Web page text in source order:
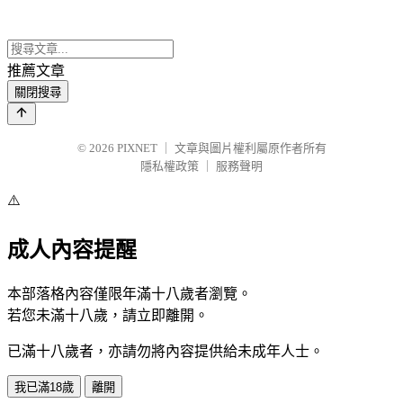
推薦文章
關閉搜尋
© 2026 PIXNET
文章與圖片權利屬原作者所有
隱私權政策
服務聲明
⚠️
成人內容提醒
本部落格內容僅限年滿十八歲者瀏覽。
若您未滿十八歲，請立即離開。
已滿十八歲者，亦請勿將內容提供給未成年人士。
我已滿18歲 離開